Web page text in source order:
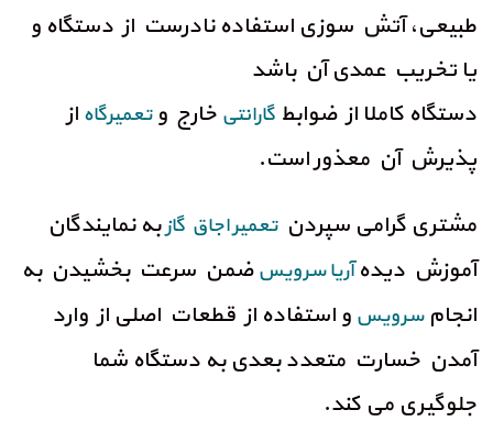
طبیعی، آتش سوزی استفاده نادرست از دستگاه و
یا تخریب عمدی آن باشد
دستگاه کاملا از ضوابط گارانتی خارج وتعمیرگاه از
پذیرش آن معذور است.
مشتری گرامی سپردنتعمیر اجاق گازبه نمایندگان
آموزش دیدهآریا سرویسضمن سرعت بخشیدن به
انجامسرویس و استفاده از قطعات اصلی از وارد
آمدن خسارت متعدد بعدی به دستگاه شما
جلوگیری می کند.